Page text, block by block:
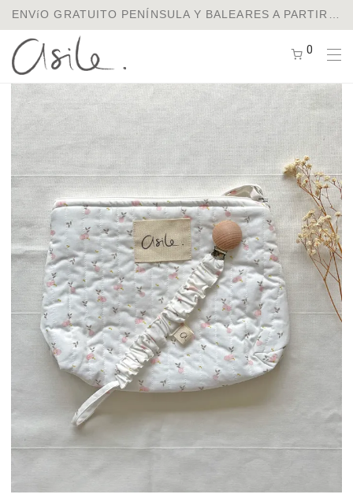
ENVíO GRATUITO PENÍNSULA Y BALEARES A PARTIR DE 75€ / ENVíOS A EUROPA Y USA
0